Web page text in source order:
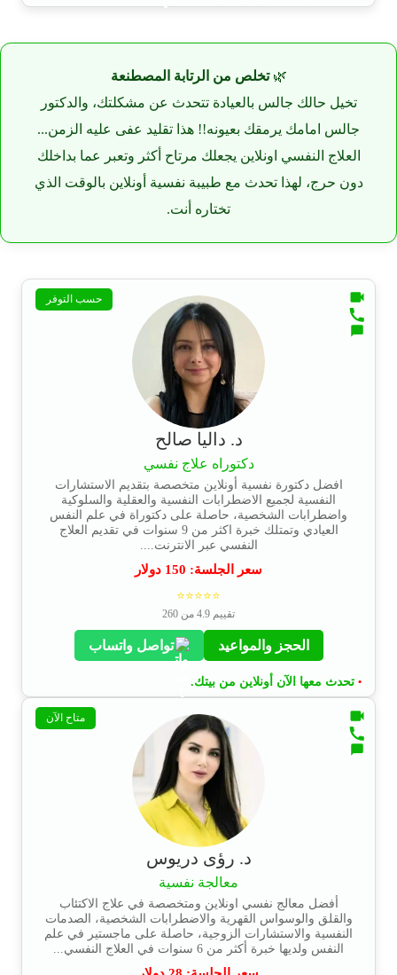
🌿تخلص من الرتابة المصطنعة
تخيل حالك جالس بالعيادة تتحدث عن مشكلتك، والدكتور
جالس امامك يرمقك بعيونه!! هذا تقليد عفى عليه الزمن...
العلاج النفسي اونلاين يجعلك مرتاح أكثر وتعبر عما بداخلك
دون حرج، لهذا تحدث مع طبيبة نفسية أونلاين بالوقت الذي
تختاره أنت.
حسب التوفر
د. داليا صالح
دكتوراه علاج نفسي
افضل دكتورة نفسية أونلاين متخصصة بتقديم الاستشارات
النفسية لجميع الاضطرابات النفسية والعقلية والسلوكية
واضطرابات الشخصية، حاصلة على دكتوراة في علم النفس
العيادي وتمتلك خبرة اكثر من 9 سنوات في تقديم العلاج
النفسي عبر الانترنت....
سعر الجلسة: 150 دولار
⭐⭐⭐⭐⭐
تقييم 4.9 من 260
الحجز والمواعيد تواصل واتساب
• تحدث معها الآن أونلاين من بيتك.
متاح الآن
د. رؤى دريوس
معالجة نفسية
أفضل معالج نفسي اونلاين ومتخصصة في علاج الاكتئاب
والقلق والوسواس القهرية والاضطرابات الشخصية، الصدمات
النفسية والاستشارات الزوجية، حاصلة على ماجستير في علم
النفس ولديها خبرة أكثر من 6 سنوات في العلاج النفسي...